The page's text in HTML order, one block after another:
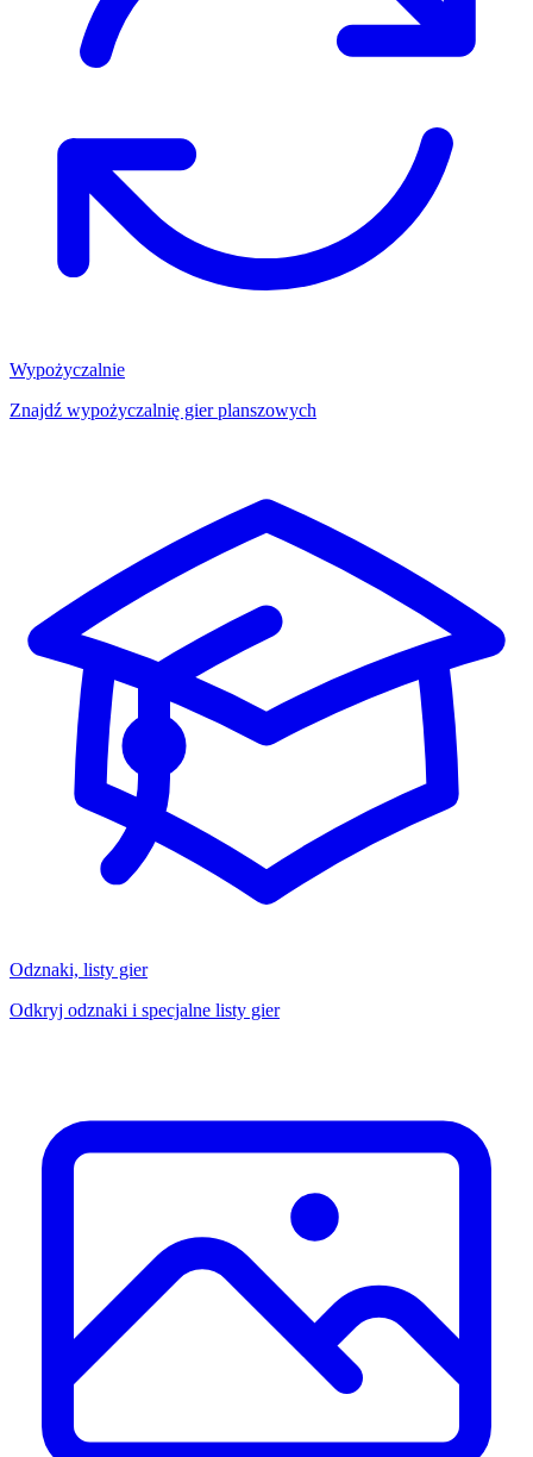
Wypożyczalnie
Znajdź wypożyczalnię gier planszowych
Odznaki, listy gier
Odkryj odznaki i specjalne listy gier